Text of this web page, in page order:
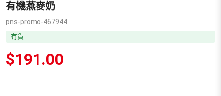
有機燕麥奶
pns-promo-467944
有貨
$191.00